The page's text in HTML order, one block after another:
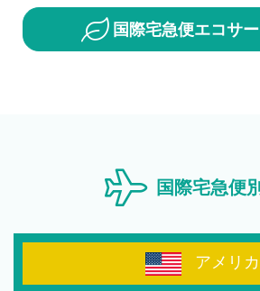
国際宅急便エコサ
国際宅急便
アメリカ